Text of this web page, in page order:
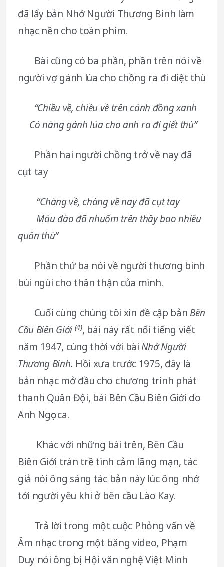
đã lấy bản Nhớ Người Thương Binh làm
nhạc nền cho toàn phim.
Bài cũng có ba phần, phần trên nói về
người vợ gánh lúa cho chồng ra đi diệt thù
“Chiều về, chiều về trên cánh đồng xanh
Có nàng gánh lúa cho anh ra đi giết thù”
Phần hai người chồng trở về nay đã
cụt tay
“Chàng về, chàng về nay đã cụt tay
Máu đào đã nhuốm trên thây bao nhiêu
quân thù”
Phần thứ ba nói về người thương binh
bùi ngùi cho thân thận của mình.
Cuối cùng chúng tôi xin đề cập bản Bên
Cầu Biên Giới (4), bài này rất nổi tiếng viết
năm 1947, cùng thời với bàiNhớ Người
Thương Binh. Hồi xưa trước 1975, đây là
bản nhạc mở đầu cho chương trình phát
thanh Quân Đội, bài Bên Cầu Biên Giới do
Anh Ngọc ca.
Khác với những bài trên, Bên Cầu
Biên Giới tràn trề tình cảm lãng mạn, tác
giả nói ông sáng tác bản này lúc ông nhớ
tới người yêu khi ở bên cầu Lào Kay.
Trả lời trong một cuộc Phỏng vấn về
Âm nhạc trong một băng video, Phạm
Duy nói ông bị Hội văn nghệ Việt Minh